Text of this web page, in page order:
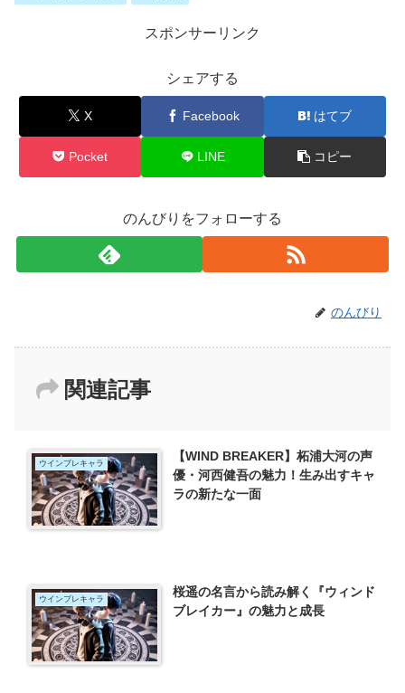
スポンサーリンク
シェアする
X Facebook はてブ
Pocket LINE コピー
のんびりをフォローする
のんびり
関連記事
ウインブレキャラ
【WIND BREAKER】柘浦大河の声
優・河西健吾の魅力！生み出すキャ
ラの新たな一面
ウインブレキャラ
桜遥の名言から読み解く『ウィンド
ブレイカー』の魅力と成長